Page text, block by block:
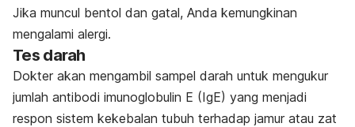
Jika muncul bentol dan gatal, Anda kemungkinan
mengalami alergi.
Tes darah
Dokter akan mengambil sampel darah untuk mengukur
jumlah antibodi imunoglobulin E (IgE) yang menjadi
respon sistem kekebalan tubuh terhadap jamur atau zat